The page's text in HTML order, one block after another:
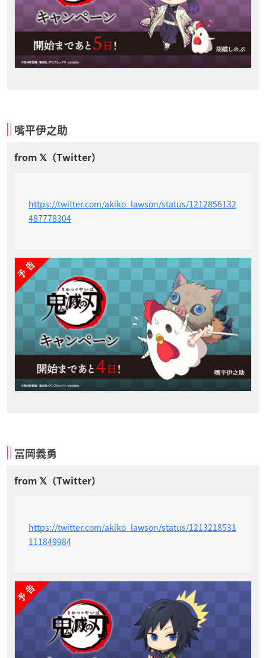
嘴平伊之助
https://twitter.com/akiko_lawson/status/1212856132
487778304
冨岡義勇
https://twitter.com/akiko_lawson/status/1213218531
111849984